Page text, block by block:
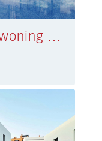
Twee-onder-een-kapwoning Riviera del Sol € 685.000,-